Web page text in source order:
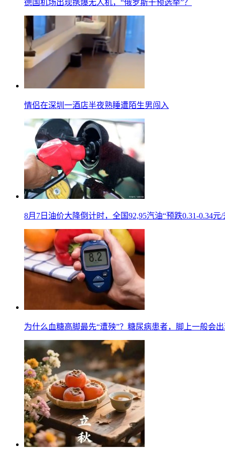
德国机场出现携爆无人机，“俄罗斯干预选举”？
情侣在深圳一酒店半夜熟睡遭陌生男闯入
8月7日油价大降倒计时，全国92,95汽油“预跌0.31-0.34元
为什么血糖高脚最先“遭殃”？糖尿病患者，脚上一般会